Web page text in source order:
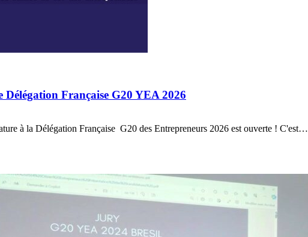
Française G20 YEA 2026
à la Délégation Française G20 des Entrepreneurs 2026 est ouverte ! C'est…